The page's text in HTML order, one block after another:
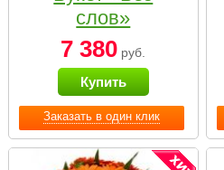
Заказать в один клик
слов»
7 380 руб.
Купить